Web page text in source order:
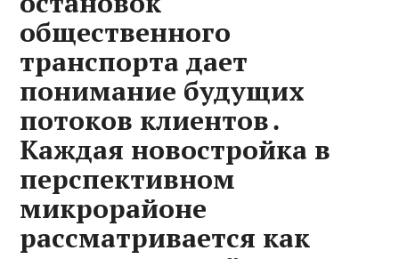
общественного
транспорта дает
понимание будущих
потоков клиентов․
Каждая новостройка в
перспективном
микрорайоне
рассматривается как